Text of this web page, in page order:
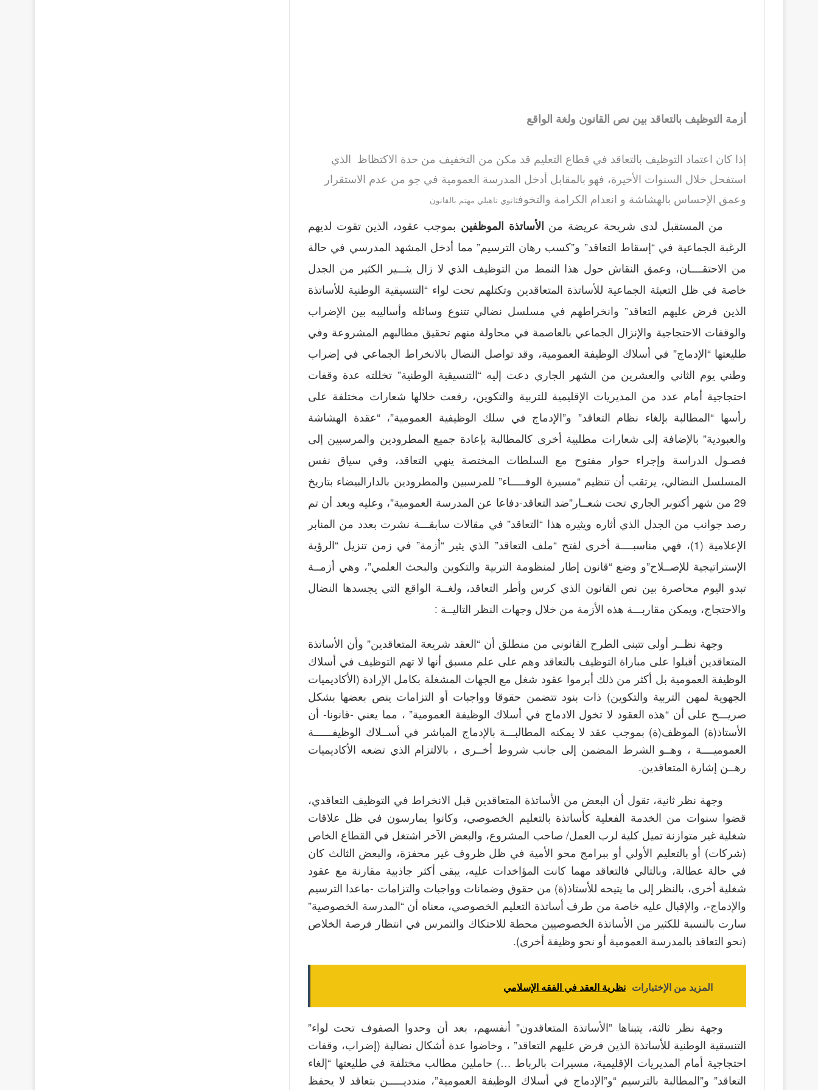
أزمة التوظيف بالتعاقد بين نص القانون ولغة الواقع
إذا كان اعتماد التوظيف بالتعاقد في قطاع التعليم قد مكن من التخفيف من حدة الاكتظاظ الذي
استفحل خلال السنوات الأخيرة، فهو بالمقابل أدخل المدرسة العمومية في جو من عدم الاستقرار
وعمق الإحساس بالهشاشة و انعدام الكرامة والتخوفثانوي تاهيلي مهتم بالقانون
من المستقبل لدى شريحة عريضة من الأساتذة الموظفين بموجب عقود، الذين تقوت لديهم
الرغبة الجماعية في “إسقاط التعاقد” و”كسب رهان الترسيم” مما أدخل المشهد المدرسي في حالة
من الاحتقــــان، وعمق النقاش حول هذا النمط من التوظيف الذي لا زال يثـــير الكثير من الجدل
خاصة في ظل التعبئة الجماعية للأساتذة المتعاقدين وتكتلهم تحت لواء “التنسيقية الوطنية للأساتذة
الذين فرض عليهم التعاقد” وانخراطهم في مسلسل نضالي تتنوع وسائله وأساليبه بين الإضراب
والوقفات الاحتجاجية والإنزال الجماعي بالعاصمة في محاولة منهم تحقيق مطالبهم المشروعة وفي
طليعتها “الإدماج” في أسلاك الوظيفة العمومية، وقد تواصل النضال بالانخراط الجماعي في إضراب
وطني يوم الثاني والعشرين من الشهر الجاري دعت إليه “التنسيقية الوطنية” تخللته عدة وقفات
احتجاجية أمام عدد من المديريات الإقليمية للتربية والتكوين، رفعت خلالها شعارات مختلفة على
رأسها “المطالبة بإلغاء نظام التعاقد” و”الإدماج في سلك الوظيفية العمومية”، “عقدة الهشاشة
والعبودية” بالإضافة إلى شعارات مطلبية أخرى كالمطالبة بإعادة جميع المطرودين والمرسبين إلى
فصـول الدراسة وإجراء حوار مفتوح مع السلطات المختصة ينهي التعاقد، وفي سياق نفس
المسلسل النضالي، يرتقب أن تنظيم “مسيرة الوفـــــاء” للمرسبين والمطرودين بالدارالبيضاء بتاريخ
29 من شهر أكتوبر الجاري تحت شعــار”ضد التعاقد-دفاعا عن المدرسة العمومية”، وعليه وبعد أن تم
رصد جوانب من الجدل الذي أثاره ويثيره هذا “التعاقد” في مقالات سابقـــة نشرت بعدد من المنابر
الإعلامية (1)، فهي مناسبــــة أخرى لفتح “ملف التعاقد” الذي يثير “أزمة” في زمن تنزيل “الرؤية
الإستراتيجية للإصــلاح”و وضع “قانون إطار لمنظومة التربية والتكوين والبحث العلمي”، وهي أزمــة
تبدو اليوم محاصرة بين نص القانون الذي كرس وأطر التعاقد، ولغــة الواقع التي يجسدها النضال
والاحتجاج، ويمكن مقاربـــة هذه الأزمة من خلال وجهات النظر التاليــة :
وجهة نظــر أولى تتبنى الطرح القانوني من منطلق أن “العقد شريعة المتعاقدين” وأن الأساتذة
المتعاقدين أقبلوا على مباراة التوظيف بالتعاقد وهم على علم مسبق أنها لا تهم التوظيف في أسلاك
الوظيفة العمومية بل أكثر من ذلك أبرموا عقود شغل مع الجهات المشغلة بكامل الإرادة (الأكاديميات
الجهوية لمهن التربية والتكوين) ذات بنود تتضمن حقوقا وواجبات أو التزامات ينص بعضها بشكل
صريـــح على أن “هذه العقود لا تخول الادماج في أسلاك الوظيفة العمومية” ، مما يعني -قانونا- أن
الأستاذ(ة) الموظف(ة) بموجب عقد لا يمكنه المطالبـــة بالإدماج المباشر في أســلاك الوظيفــــــة
العموميــــة ، وهــو الشرط المضمن إلى جانب شروط أخــرى ، بالالتزام الذي تضعه الأكاديميات
رهــن إشارة المتعاقدين.
وجهة نظر ثانية، تقول أن البعض من الأساتذة المتعاقدين قبل الانخراط في التوظيف التعاقدي،
قضوا سنوات من الخدمة الفعلية كأساتذة بالتعليم الخصوصي، وكانوا يمارسون في ظل علاقات
شغلية غير متوازنة تميل كلية لرب العمل/ صاحب المشروع، والبعض الآخر اشتغل في القطاع الخاص
(شركات) أو بالتعليم الأولي أو ببرامج محو الأمية في ظل ظروف غير محفزة، والبعض الثالث كان
في حالة عطالة، وبالتالي فالتعاقد مهما كانت المؤاخدات عليه، يبقى أكثر جاذبية مقارنة مع عقود
شغلية أخرى، بالنظر إلى ما يتيحه للأستاذ(ة) من حقوق وضمانات وواجبات والتزامات -ماعدا الترسيم
والإدماج-، والإقبال عليه خاصة من طرف أساتذة التعليم الخصوصي، معناه أن “المدرسة الخصوصية”
سارت بالنسبة للكثير من الأساتذة الخصوصيين محطة للاحتكاك والتمرس في انتظار فرصة الخلاص
(نحو التعاقد بالمدرسة العمومية أو نحو وظيفة أخرى).
المزيد من الإختبارات نظرية العقد في الفقه الإسلامي
وجهة نظر ثالثة، يتبناها ”الأساتذة المتعاقدون” أنفسهم، بعد أن وحدوا الصفوف تحت لواء”
التنسقية الوطنية للأساتذة الذين فرض عليهم التعاقد” ، وخاضوا عدة أشكال نضالية (إضراب، وقفات
احتجاجية أمام المديريات الإقليمية، مسيرات بالرباط …) حاملين مطالب مختلفة في طليعتها “إلغاء
التعاقد” و”المطالبة بالترسيم “و”الإدماج في أسلاك الوظيفة العمومية”، مندديـــــن بتعاقد لا يحفظ